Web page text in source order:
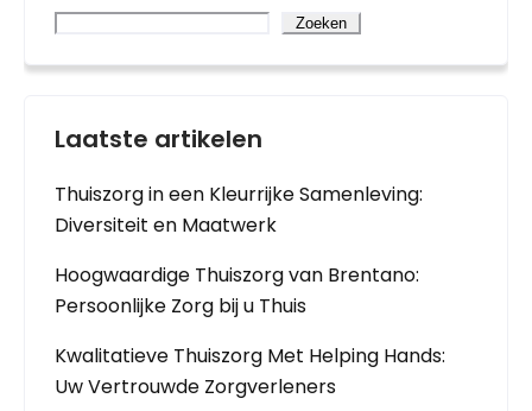
Zoeken
Laatste artikelen
Thuiszorg in een Kleurrijke Samenleving:
Diversiteit en Maatwerk
Hoogwaardige Thuiszorg van Brentano:
Persoonlijke Zorg bij u Thuis
Kwalitatieve Thuiszorg Met Helping Hands:
Uw Vertrouwde Zorgverleners